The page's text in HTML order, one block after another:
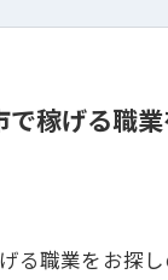
で稼げる職
る職業をお探